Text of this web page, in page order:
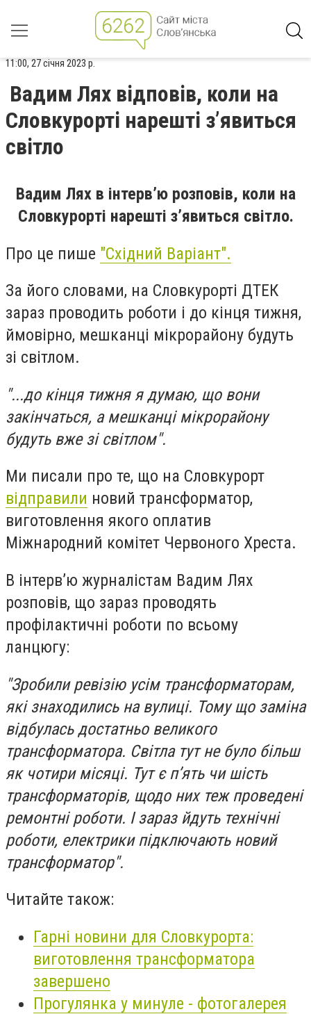
11:00, 27 січня 2023 р.
Вадим Лях відповів, коли на
Словкурорті нарешті з’явиться
світло
Вадим Лях в інтерв’ю розповів, коли на
Словкурорті нарешті з’явиться світло.
Про це пише "Східний Варіант".
За його словами, на Словкурорті ДТЕК
зараз проводить роботи і до кінця тижня,
ймовірно, мешканці мікрорайону будуть
зі світлом.
"...до кінця тижня я думаю, що вони
закінчаться, а мешканці мікрорайону
будуть вже зі світлом".
Ми писали про те, що на Словкурорт
відправили новий трансформатор,
виготовлення якого оплатив
Міжнародний комітет Червоного Хреста.
В інтерв’ю журналістам Вадим Лях
розповів, що зараз проводять
профілактичні роботи по всьому
ланцюгу:
"Зробили ревізію усім трансформаторам,
які знаходились на вулиці. Тому що заміна
відбулась достатньо великого
трансформатора. Світла тут не було більш
як чотири місяці. Тут є п’ять чи шість
трансформаторів, щодо них теж проведені
ремонтні роботи. І зараз йдуть технічні
роботи, електрики підключають новий
трансформатор".
Читайте також:
Гарні новини для Словкурорта:
виготовлення трансформатора
завершено
Прогулянка у минуле - фотогалерея